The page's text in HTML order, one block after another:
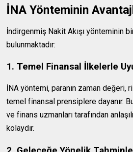
İNA Yönteminin
İndirgenmiş Nakit Akışı yönteminin
bulunmaktadır:
1. Temel Finansal İlkelerle
İNA yöntemi, paranın zaman
temel finansal prensiplere dayanır.
ve finans uzmanları tarafından
kolaydır.